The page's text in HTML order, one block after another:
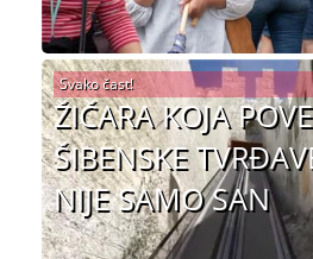
ŽIČARA KOJA
ŠIBENSKE
NIJE SAMO SAN
Svako čast!